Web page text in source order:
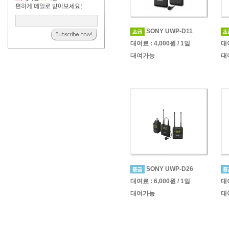
SONY UWP-D11
대여료 : 4,000원 / 1일
대여가능
대
대
SONY UWP-D26
대여료 : 6,000원 / 1일
대여가능
대
대